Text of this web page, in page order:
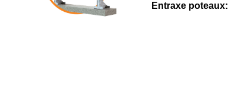
Entraxe poteaux: